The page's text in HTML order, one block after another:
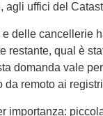
agli uffici del
delle cancellerie
restante, qual è
domanda vale
da remoto ai
importanza: